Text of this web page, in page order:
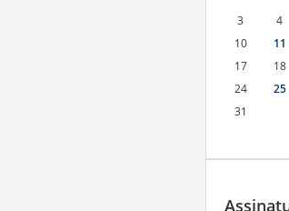
3
4
10
11
17
18
24
25
31